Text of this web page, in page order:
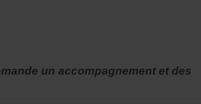
un accompagnement et des